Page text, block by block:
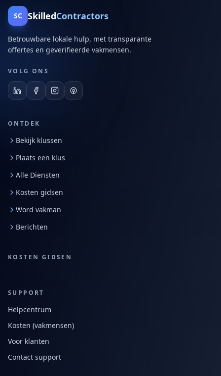
SC SkilledContractors
Betrouwbare lokale hulp, met transparante
offertes en geverifieerde vakmensen.
VOLG ONS
ONTDEK
Bekijk klussen
Plaats een klus
Alle Diensten
Kosten gidsen
Word vakman
Berichten
KOSTEN GIDSEN
SUPPORT
Helpcentrum
Kosten (vakmensen)
Voor klanten
Contact support